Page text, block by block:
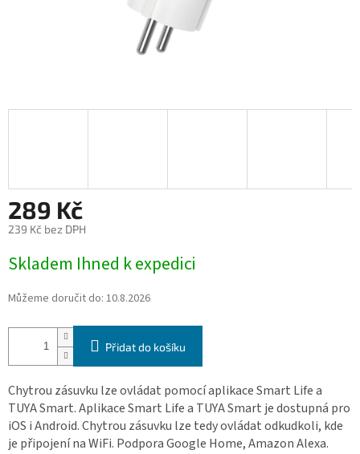
289 Kč
239 Kč bez DPH
cena:
Skladem Ihned k expedici
Můžeme doručit do: 10.8.2026
Přidat do košíku
Chytrou zásuvku lze ovládat pomocí aplikace Smart Life a
TUYA Smart. Aplikace Smart Life a TUYA Smart je dostupná pro
iOS i Android. Chytrou zásuvku lze tedy ovládat odkudkoli, kde
je připojení na WiFi. Podpora Google Home, Amazon Alexa.